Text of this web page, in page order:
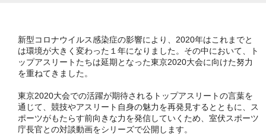
新型コロナウイルス感染症の影響により、2020年はこれまでと
は環境が大きく変わった１年になりました。その中において、ト
ップアスリートたちは延期となった東京2020大会に向けた努力
を重ねてきました。
東京2020大会での活躍が期待されるトップアスリートの言葉を
通じて、競技やアスリート自身の魅力を再発見するとともに、ス
ポーツがもたらす前向きな力を発信していくため、室伏スポーツ
庁長官との対談動画をシリーズで公開します。